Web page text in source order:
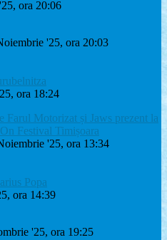
ora 20:06
'25, ora 20:03
ora 18:24
Farul Motorizat și Jaws prezent la
Festival Timișoara
'25, ora 13:34
Popa
ora 14:39
'25, ora 19:25